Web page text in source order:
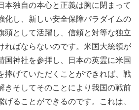
本独自の本心と正義は胸に閉まって
化し、新しい安全保障パラダイムの
頭として活躍し、信頼と対等な独立
ればならないのです。米国大統領が
国神社を参拝し、日本の英霊に米国
捧げていただくことができれば、戦
きそしてそのことにより我国の戦前
げることができるのです。これは、